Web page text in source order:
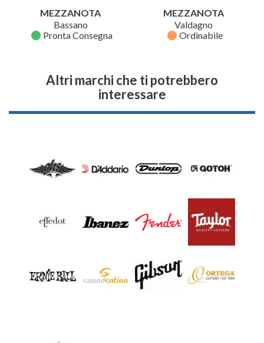
MEZZANOTA
Bassano
fiber_manual_record Pronta Consegna
MEZZANOTA
Valdagno
fiber_manual_record Ordinabile
Altri marchi che ti potrebbero
interessare